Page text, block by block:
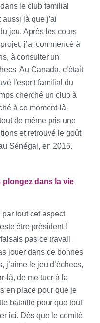
le club familial
aussi là que j’ai
jeu. Après les cours
j’ai commencé à
à consulter un
Au Canada, c’était
l’esprit familial du
cherché un club à
à ce moment-là.
de même pris une
et retrouvé le goût
Sénégal, en 2016.
plongez dans la vie
par tout cet aspect
être président !
pas ce travail
jouer dans de bonnes
le jeu d’échecs,
là, de me tuer à la
en place pour que je
bataille pour que tout
ici. Dès que le comité